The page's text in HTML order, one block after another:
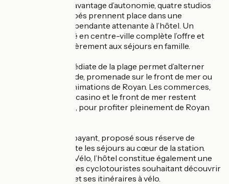
la journée. Pour davantage d’autonomie, quatre studios
entièrement équipés prennent place dans une
maisonnette indépendante attenante à l’hôtel. Un
appartement situé en centre-ville complète l’offre et
convient particulièrement aux séjours en famille.
La proximité immédiate de la plage permet d’alterner
facilement baignade, promenade sur le front de mer ou
découverte des animations de Royan. Les commerces,
les restaurants, le casino et le front de mer restent
accessibles à pied, pour profiter pleinement de Royan
Un parking privé payant, proposé sous réserve de
disponibilité, facilite les séjours au cœur de la station.
Labellisé Accueil Vélo, l’hôtel constitue également une
étape appréciée des cyclotouristes souhaitant découvrir
Royan Atlantique et ses itinéraires à vélo.